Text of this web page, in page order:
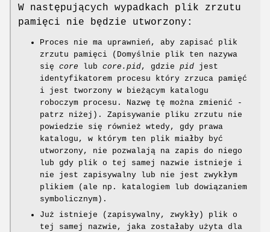
W następujących wypadkach plik zrzutu
pamięci nie będzie utworzony:
Proces nie ma uprawnień, aby zapisać plik
zrzutu pamięci (Domyślnie plik ten nazywa
się core lub core.pid, gdzie pid jest
identyfikatorem procesu który zrzuca pamięć
i jest tworzony w bieżącym katalogu
roboczym procesu. Nazwę tę można zmienić -
patrz niżej). Zapisywanie pliku zrzutu nie
powiedzie się również wtedy, gdy prawa
katalogu, w którym ten plik miałby być
utworzony, nie pozwalają na zapis do niego
lub gdy plik o tej samej nazwie istnieje i
nie jest zapisywalny lub nie jest zwykłym
plikiem (ale np. katalogiem lub dowiązaniem
symbolicznym).
Już istnieje (zapisywalny, zwykły) plik o
tej samej nazwie, jaka zostałaby użyta dla